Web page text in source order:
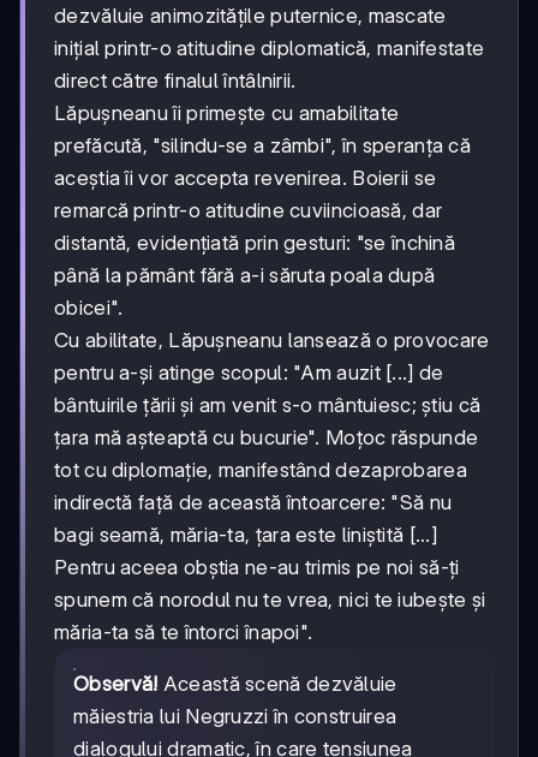
dezvăluie animozitățile puternice, mascate
inițial printr-o atitudine diplomatică, manifestate
direct către finalul întâlnirii.
Lăpușneanu îi primește cu amabilitate
prefăcută, "silindu-se a zâmbi", în speranța că
aceștia îi vor accepta revenirea. Boierii se
remarcă printr-o atitudine cuviincioasă, dar
distantă, evidențiată prin gesturi: "se închină
până la pământ fără a-i săruta poala după
obicei".
Cu abilitate, Lăpușneanu lansează o provocare
pentru a-și atinge scopul: "Am auzit [...] de
bântuirile țării și am venit s-o mântuiesc; știu că
țara mă așteaptă cu bucurie". Moțoc răspunde
tot cu diplomație, manifestând dezaprobarea
indirectă față de această întoarcere: "Să nu
bagi seamă, măria-ta, țara este liniștită [...]
Pentru aceea obștia ne-au trimis pe noi să-ți
spunem că norodul nu te vrea, nici te iubește și
măria-ta să te întorci înapoi".
Observă! Această scenă dezvăluie
măiestria lui Negruzzi în construirea
dialogului dramatic, în care tensiunea